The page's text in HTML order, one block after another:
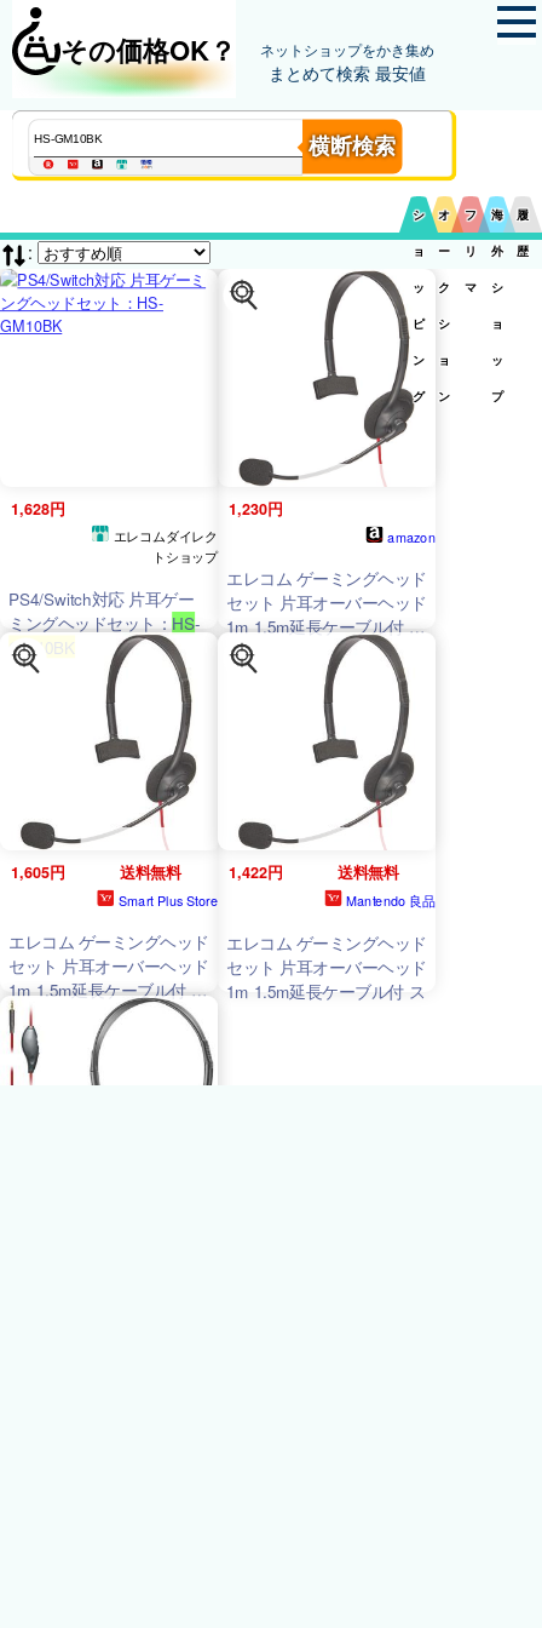
その価格OK？ ネットショップをかき集め
まとめて検索 最安値
横断検索
シ
ョ
ッ
ピ
ン
グ
オ
ー
ク
シ
ョ
ン
フ
リ
マ
海
外
シ
ョ
ッ
プ
履
歴
:
1,628円
エレコムダイレク
トショップ
PS4/Switch対応 片耳ゲー
ミングヘッドセット： HS-
GM10BK
1,230円
amazon
エレコム ゲーミングヘッド
セット 片耳オーバーヘッド
1m 1.5m延長ケーブル付 ス
マホゲーム PS4 Switch対
応 ブラック HS GM10BK
1,605円 送料無料
Smart Plus Store
エレコム ゲーミングヘッド
セット 片耳オーバーヘッド
1m 1.5m延長ケーブル付 ス
マホゲーム PS4 Switch対
応 ブラックHS
1,422円 送料無料
Mantendo 良品
エレコム ゲーミングヘッド
セット 片耳オーバーヘッド
1m 1.5m延長ケーブル付 ス